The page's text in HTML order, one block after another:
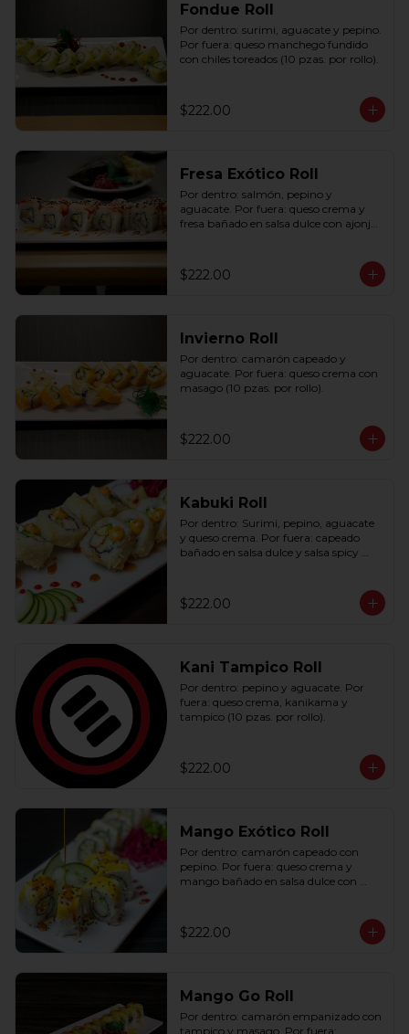
Fondue Roll
Por dentro: surimi, aguacate y pepino.
Por fuera: queso manchego fundido
con chiles toreados (10 pzas. por rollo).
$222.00
Fresa Exótico Roll
Por dentro: salmón, pepino y
aguacate. Por fuera: queso crema y
fresa bañado en salsa dulce con ajonjolí
$222.00
Invierno Roll
Por dentro: camarón capeado y
aguacate. Por fuera: queso crema con
masago (10 pzas. por rollo).
$222.00
Kabuki Roll
Por dentro: Surimi, pepino, aguacate
y queso crema. Por fuera: capeado
bañado en salsa dulce y salsa spicy
$222.00
Kani Tampico Roll
Por dentro: pepino y aguacate. Por
fuera: queso crema, kanikama y
tampico (10 pzas. por rollo).
$222.00
Mango Exótico Roll
Por dentro: camarón capeado con
pepino. Por fuera: queso crema y
mango bañado en salsa dulce con
$222.00
Mango Go Roll
Por dentro: camarón empanizado con
tampico y masago. Por fuera: